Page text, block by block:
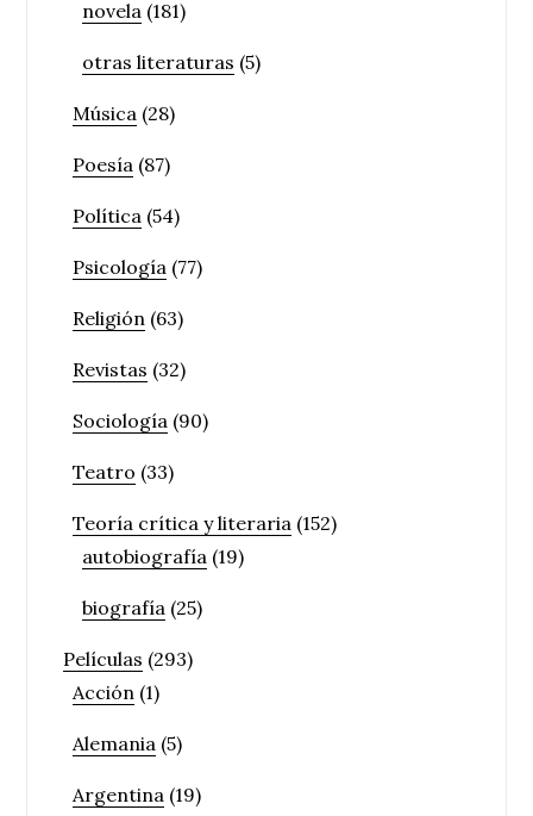
novela (181)
otras literaturas (5)
Música (28)
Poesía (87)
Política (54)
Psicología (77)
Religión (63)
Revistas (32)
Sociología (90)
Teatro (33)
Teoría crítica y literaria (152)
autobiografía (19)
biografía (25)
Películas (293)
Acción (1)
Alemania (5)
Argentina (19)